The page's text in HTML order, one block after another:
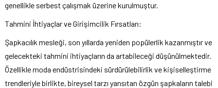
genellikle serbest çalışmak üzerine kurulmuştur.
Tahmini İhtiyaçlar ve Girişimcilik Fırsatları:
Şapkacılık mesleği, son yıllarda yeniden popülerlik kazanmıştır ve
gelecekteki tahmini ihtiyaçların da artabileceği düşünülmektedir.
Özellikle moda endüstrisindeki sürdürülebilirlik ve kişiselleştirme
trendleriyle birlikte, bireysel tarzı yansıtan özgün şapkaların talebi